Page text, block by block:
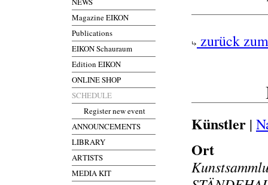
Magazine EIKON
Publications
EIKON Schauraum
Edition EIKON
ONLINE SHOP
SCHEDULE
Register new event
ANNOUNCEMENTS
LIBRARY
ARTISTS
MEDIA KIT
zurück
Künstler |
Ort